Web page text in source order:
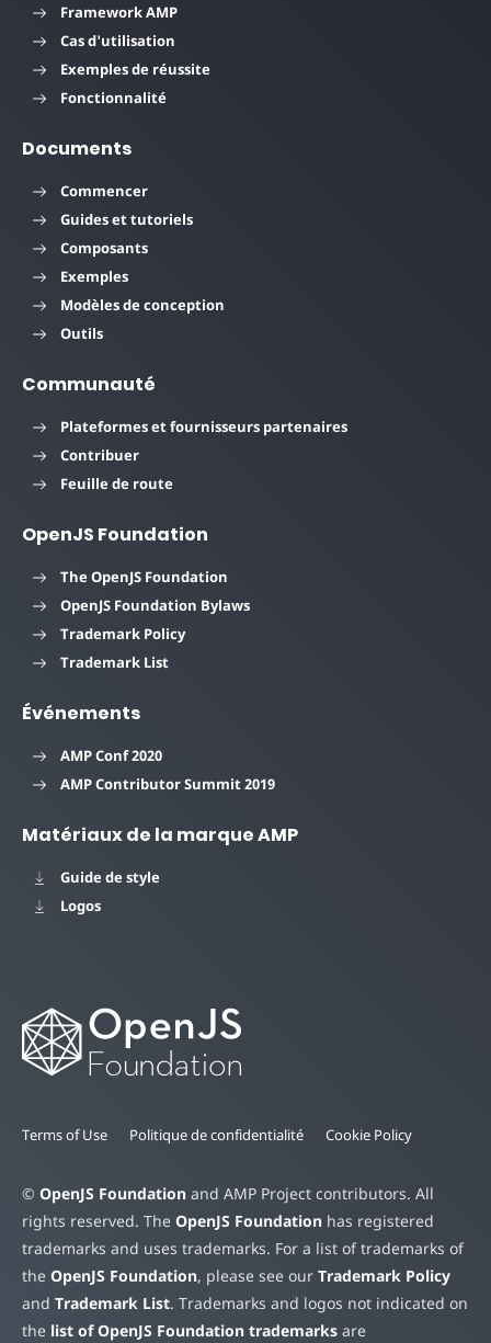
Framework AMP
Cas d'utilisation
Exemples de réussite
Fonctionnalité
Documents
Commencer
Guides et tutoriels
Composants
Exemples
Modèles de conception
Outils
Communauté
Plateformes et fournisseurs partenaires
Contribuer
Feuille de route
OpenJS Foundation
The OpenJS Foundation
OpenJS Foundation Bylaws
Trademark Policy
Trademark List
Événements
AMP Conf 2020
AMP Contributor Summit 2019
Matériaux de la marque AMP
Guide de style
Logos
Terms of Use Politique de confidentialité Cookie Policy
© OpenJS Foundation and AMP Project contributors. All
rights reserved. The OpenJS Foundation has registered
trademarks and uses trademarks. For a list of trademarks of
the OpenJS Foundation, please see our Trademark Policy
and Trademark List. Trademarks and logos not indicated on
the list of OpenJS Foundation trademarks are